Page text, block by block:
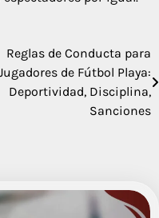
Reglas de Conducta para
de Fútbol Playa:
Deportividad, Disciplina,
Sanciones